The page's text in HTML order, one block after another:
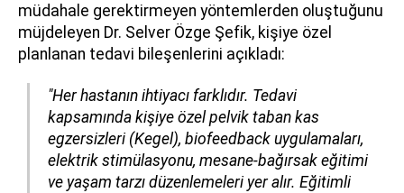
müdahale gerektirmeyen yöntemlerden oluştuğunu
müjdeleyen Dr. Selver Özge Şefik, kişiye özel
planlanan tedavi bileşenlerini açıkladı:
"Her hastanın ihtiyacı farklıdır. Tedavi
kapsamında kişiye özel pelvik taban kas
egzersizleri (Kegel), biofeedback uygulamaları,
elektrik stimülasyonu, mesane-bağırsak eğitimi
ve yaşam tarzı düzenlemeleri yer alır. Eğitimli